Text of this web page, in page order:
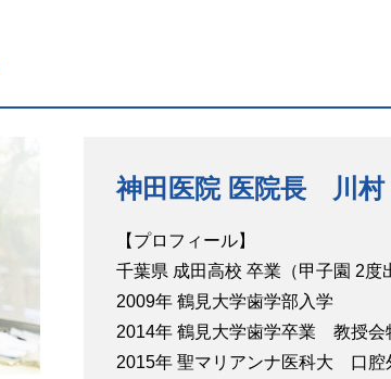
神田医院 医院長 川村
【プロフィール】
千葉県 成田高校 卒業（甲子園 2度
2009年 鶴見大学歯学部入学
2014年 鶴見大学歯学卒業 教授会
2015年 聖マリアンナ医科大 口腔